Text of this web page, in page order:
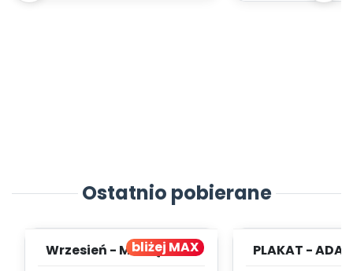
Ostatnio pobierane
bliżej MAX
Wrzesień - MIESIĘCZNY
PLAKAT -